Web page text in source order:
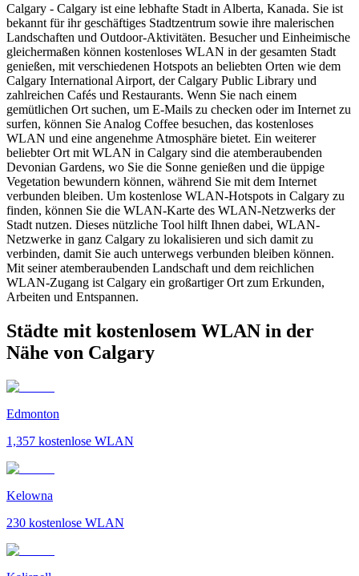
Calgary - Calgary ist eine lebhafte Stadt in Alberta, Kanada. Sie ist
bekannt für ihr geschäftiges Stadtzentrum sowie ihre malerischen
Landschaften und Outdoor-Aktivitäten. Besucher und Einheimische
gleichermaßen können kostenloses WLAN in der gesamten Stadt
genießen, mit verschiedenen Hotspots an beliebten Orten wie dem
Calgary International Airport, der Calgary Public Library und
zahlreichen Cafés und Restaurants. Wenn Sie nach einem
gemütlichen Ort suchen, um E-Mails zu checken oder im Internet zu
surfen, können Sie Analog Coffee besuchen, das kostenloses
WLAN und eine angenehme Atmosphäre bietet. Ein weiterer
beliebter Ort mit WLAN in Calgary sind die atemberaubenden
Devonian Gardens, wo Sie die Sonne genießen und die üppige
Vegetation bewundern können, während Sie mit dem Internet
verbunden bleiben. Um kostenlose WLAN-Hotspots in Calgary zu
finden, können Sie die WLAN-Karte des WLAN-Netzwerks der
Stadt nutzen. Dieses nützliche Tool hilft Ihnen dabei, WLAN-
Netzwerke in ganz Calgary zu lokalisieren und sich damit zu
verbinden, damit Sie auch unterwegs verbunden bleiben können.
Mit seiner atemberaubenden Landschaft und dem reichlichen
WLAN-Zugang ist Calgary ein großartiger Ort zum Erkunden,
Arbeiten und Entspannen.
Städte mit kostenlosem WLAN in der
Nähe von Calgary
Edmonton
1,357 kostenlose WLAN
Kelowna
230 kostenlose WLAN